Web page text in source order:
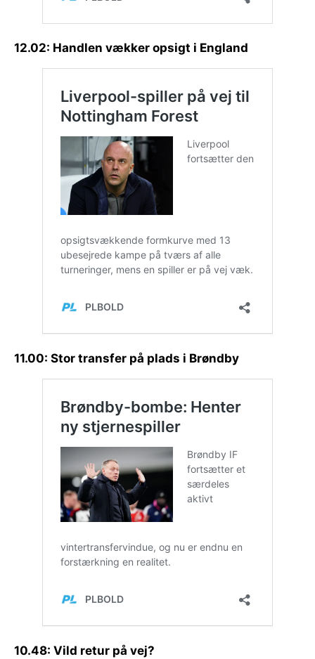
12.02: Handlen vækker opsigt i England
11.00: Stor transfer på plads i Brøndby
10.48: Vild retur på vej?